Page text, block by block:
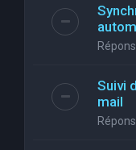
Suivi
mail